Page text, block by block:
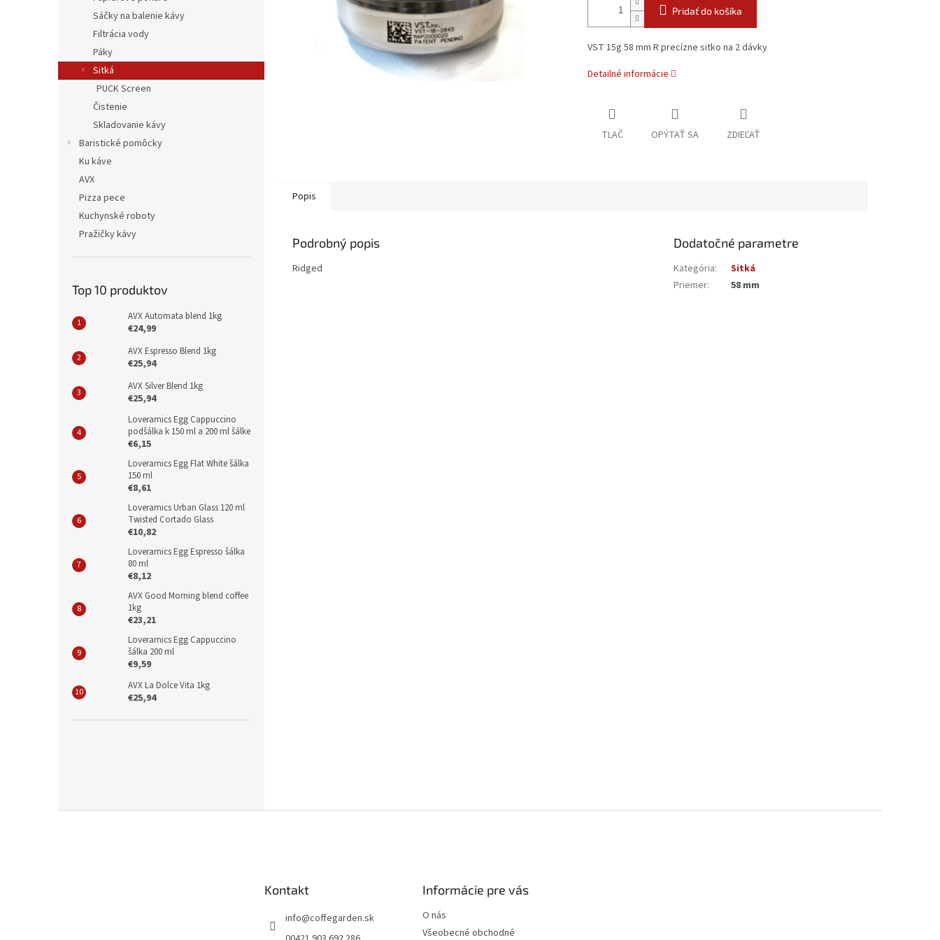
Sáčky na balenie kávy
Filtrácia vody
Páky
Sitká
PUCK Screen
Čistenie
Skladovanie kávy
Baristické pomôcky
Ku káve
AVX
Pizza pece
Kuchynské roboty
Pražičky kávy
Top 10 produktov
AVX Automata blend 1kg
€24,99
AVX Espresso Blend 1kg
€25,94
AVX Silver Blend 1kg
€25,94
Loveramics Egg Cappuccino
podšálka k 150 ml a 200 ml šálke
€6,15
Loveramics Egg Flat White šálka
150 ml
€8,61
Loveramics Urban Glass 120 ml
Twisted Cortado Glass
€10,82
Loveramics Egg Espresso šálka
80 ml
€8,12
AVX Good Morning blend coffee
1kg
€23,21
Loveramics Egg Cappuccino
šálka 200 ml
€9,59
AVX La Dolce Vita 1kg
€25,94
Pridať do košíka
VST 15g 58 mm R precízne sitko na 2 dávky
Detailné informácie
TLAČ OPÝTAŤ SA ZDIEĽAŤ
Popis
Podrobný popis
Ridged
Dodatočné parametre
Kategória:
Sitká
Priemer: 58 mm
Kontakt
info@coffegarden.sk
Informácie pre vás
O nás
Všeobecné obchodné